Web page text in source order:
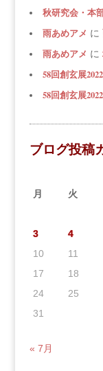
秋研究会・本
雨あめアメ に
雨あめアメ に
58回創玄展2022
58回創玄展2022
ブログ投稿
月 火
3
4
10
11
17
18
24
25
31
« 7月